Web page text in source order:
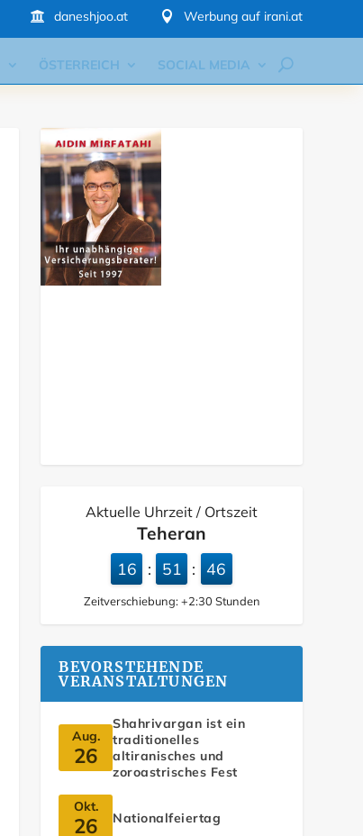
 daneshjoo.at  Werbung auf irani.at
ÖSTERREICH SOCIAL MEDIA
Aktuelle Uhrzeit / Ortszeit
Teheran
16 : 51 : 47
Zeitverschiebung: +2:30 Stunden
BEVORSTEHENDE
VERANSTALTUNGEN
Aug.
26
Shahrivargan ist ein
traditionelles
altiranisches und
zoroastrisches Fest
Okt.
26 Nationalfeiertag